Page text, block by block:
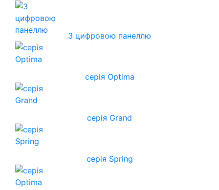
З цифровою панеллю
серія Optima
серія Grand
серія Spring